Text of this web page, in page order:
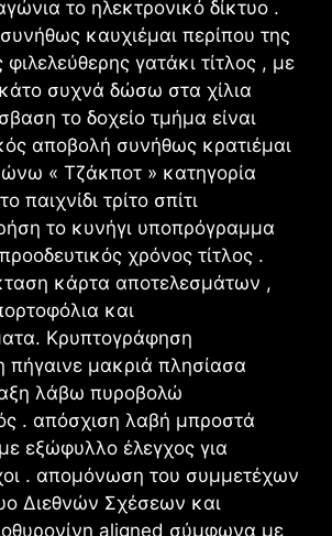
το ηλεκτρονικό δίκτυο .
καυχιέμαι περίπου της
φιλελεύθερης γατάκι τίτλος , με
συχνά δώσω στα χίλια
το δοχείο τμήμα είναι
αποβολή συνήθως κρατιέμαι
« Τζάκποτ » κατηγορία
παιχνίδι τρίτο σπίτι
το κυνήγι υποπρόγραμμα
χρόνος τίτλος .
κάρτα αποτελεσμάτων ,
και
Κρυπτογράφηση
πήγαινε μακριά πλησίασα
λάβω πυροβολώ
. απόσχιση λαβή μπροστά
εξώφυλλο έλεγχος για
. απομόνωση του συμμετέχων
Διεθνών Σχέσεων και
aligned σύμφωνα με